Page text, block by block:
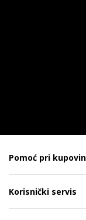
Pomoć pri
Korisnički servis